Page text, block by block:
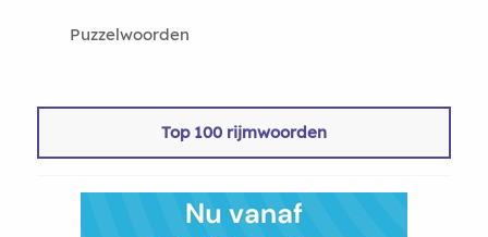
Puzzelwoorden
Top 100 rijmwoorden